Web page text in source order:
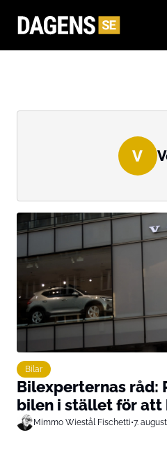
V
Bilar
Bilexperternas råd:
bilen i stället för att
Mimmo Wiestål Fischetti•7.